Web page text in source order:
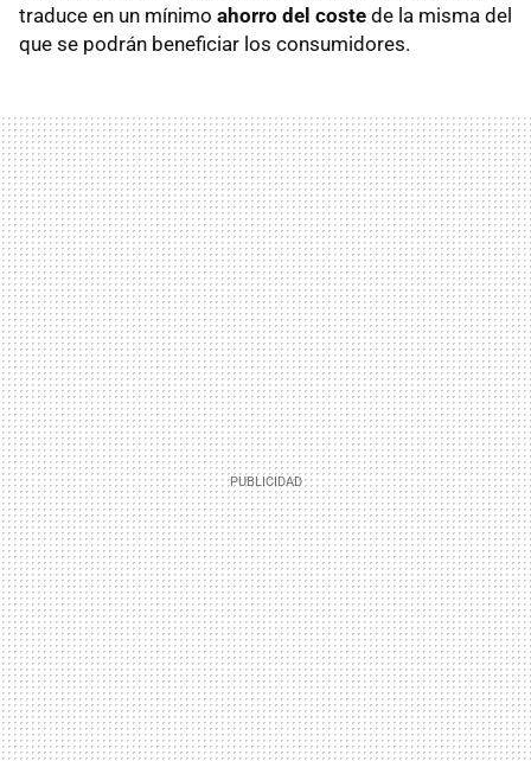
traduce en un mínimo ahorro del coste de la misma del
que se podrán beneficiar los consumidores.